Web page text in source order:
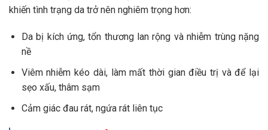
khiến tình trạng da trở nên nghiêm trọng hơn:
Da bị kích ứng, tổn thương lan rộng và nhiễm trùng nặng
nề
Viêm nhiễm kéo dài, làm mất thời gian điều trị và để lại
sẹo xấu, thâm sạm
Cảm giác đau rát, ngứa rát liên tục